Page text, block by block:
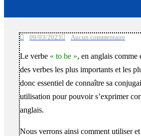
09/03/2023 Aucun commentaire
Le verbe « to be », en anglais comme
des verbes les plus importants et les
donc essentiel de connaître sa
utilisation pour pouvoir s’exprimer
anglais.
Nous verrons ainsi comment utiliser